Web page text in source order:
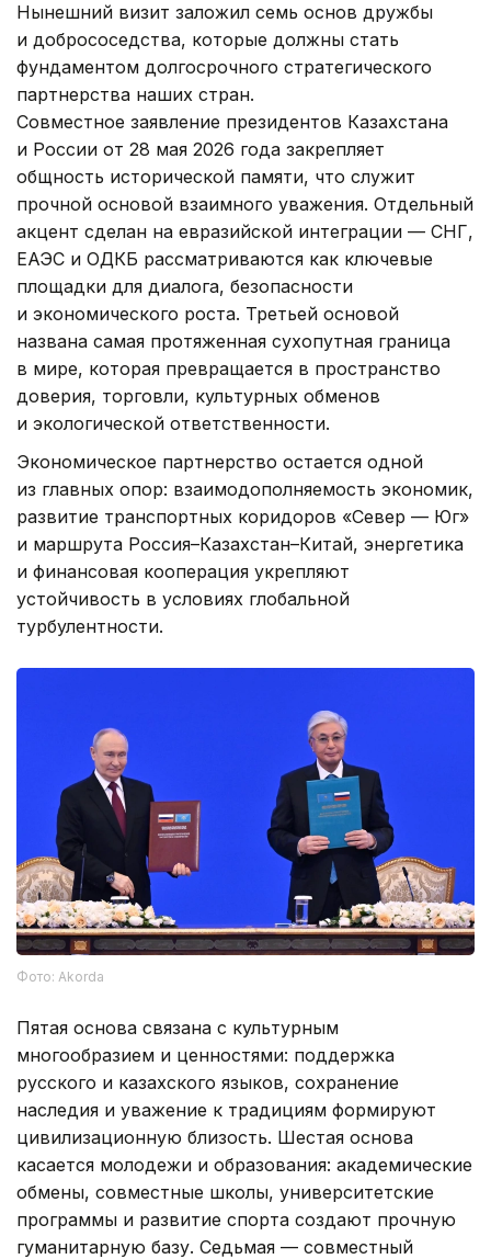
Нынешний визит заложил семь основ дружбы
и добрососедства, которые должны стать
фундаментом долгосрочного стратегического
партнерства наших стран.
Совместное заявление президентов Казахстана
и России от 28 мая 2026 года закрепляет
общность исторической памяти, что служит
прочной основой взаимного уважения. Отдельный
акцент сделан на евразийской интеграции — СНГ,
ЕАЭС и ОДКБ рассматриваются как ключевые
площадки для диалога, безопасности
и экономического роста. Третьей основой
названа самая протяженная сухопутная граница
в мире, которая превращается в пространство
доверия, торговли, культурных обменов
и экологической ответственности.
Экономическое партнерство остается одной
из главных опор: взаимодополняемость экономик,
развитие транспортных коридоров «Север — Юг»
и маршрута Россия–Казахстан–Китай, энергетика
и финансовая кооперация укрепляют
устойчивость в условиях глобальной
турбулентности.
Фото: Akorda
Пятая основа связана с культурным
многообразием и ценностями: поддержка
русского и казахского языков, сохранение
наследия и уважение к традициям формируют
цивилизационную близость. Шестая основа
касается молодежи и образования: академические
обмены, совместные школы, университетские
программы и развитие спорта создают прочную
гуманитарную базу. Седьмая — совместный